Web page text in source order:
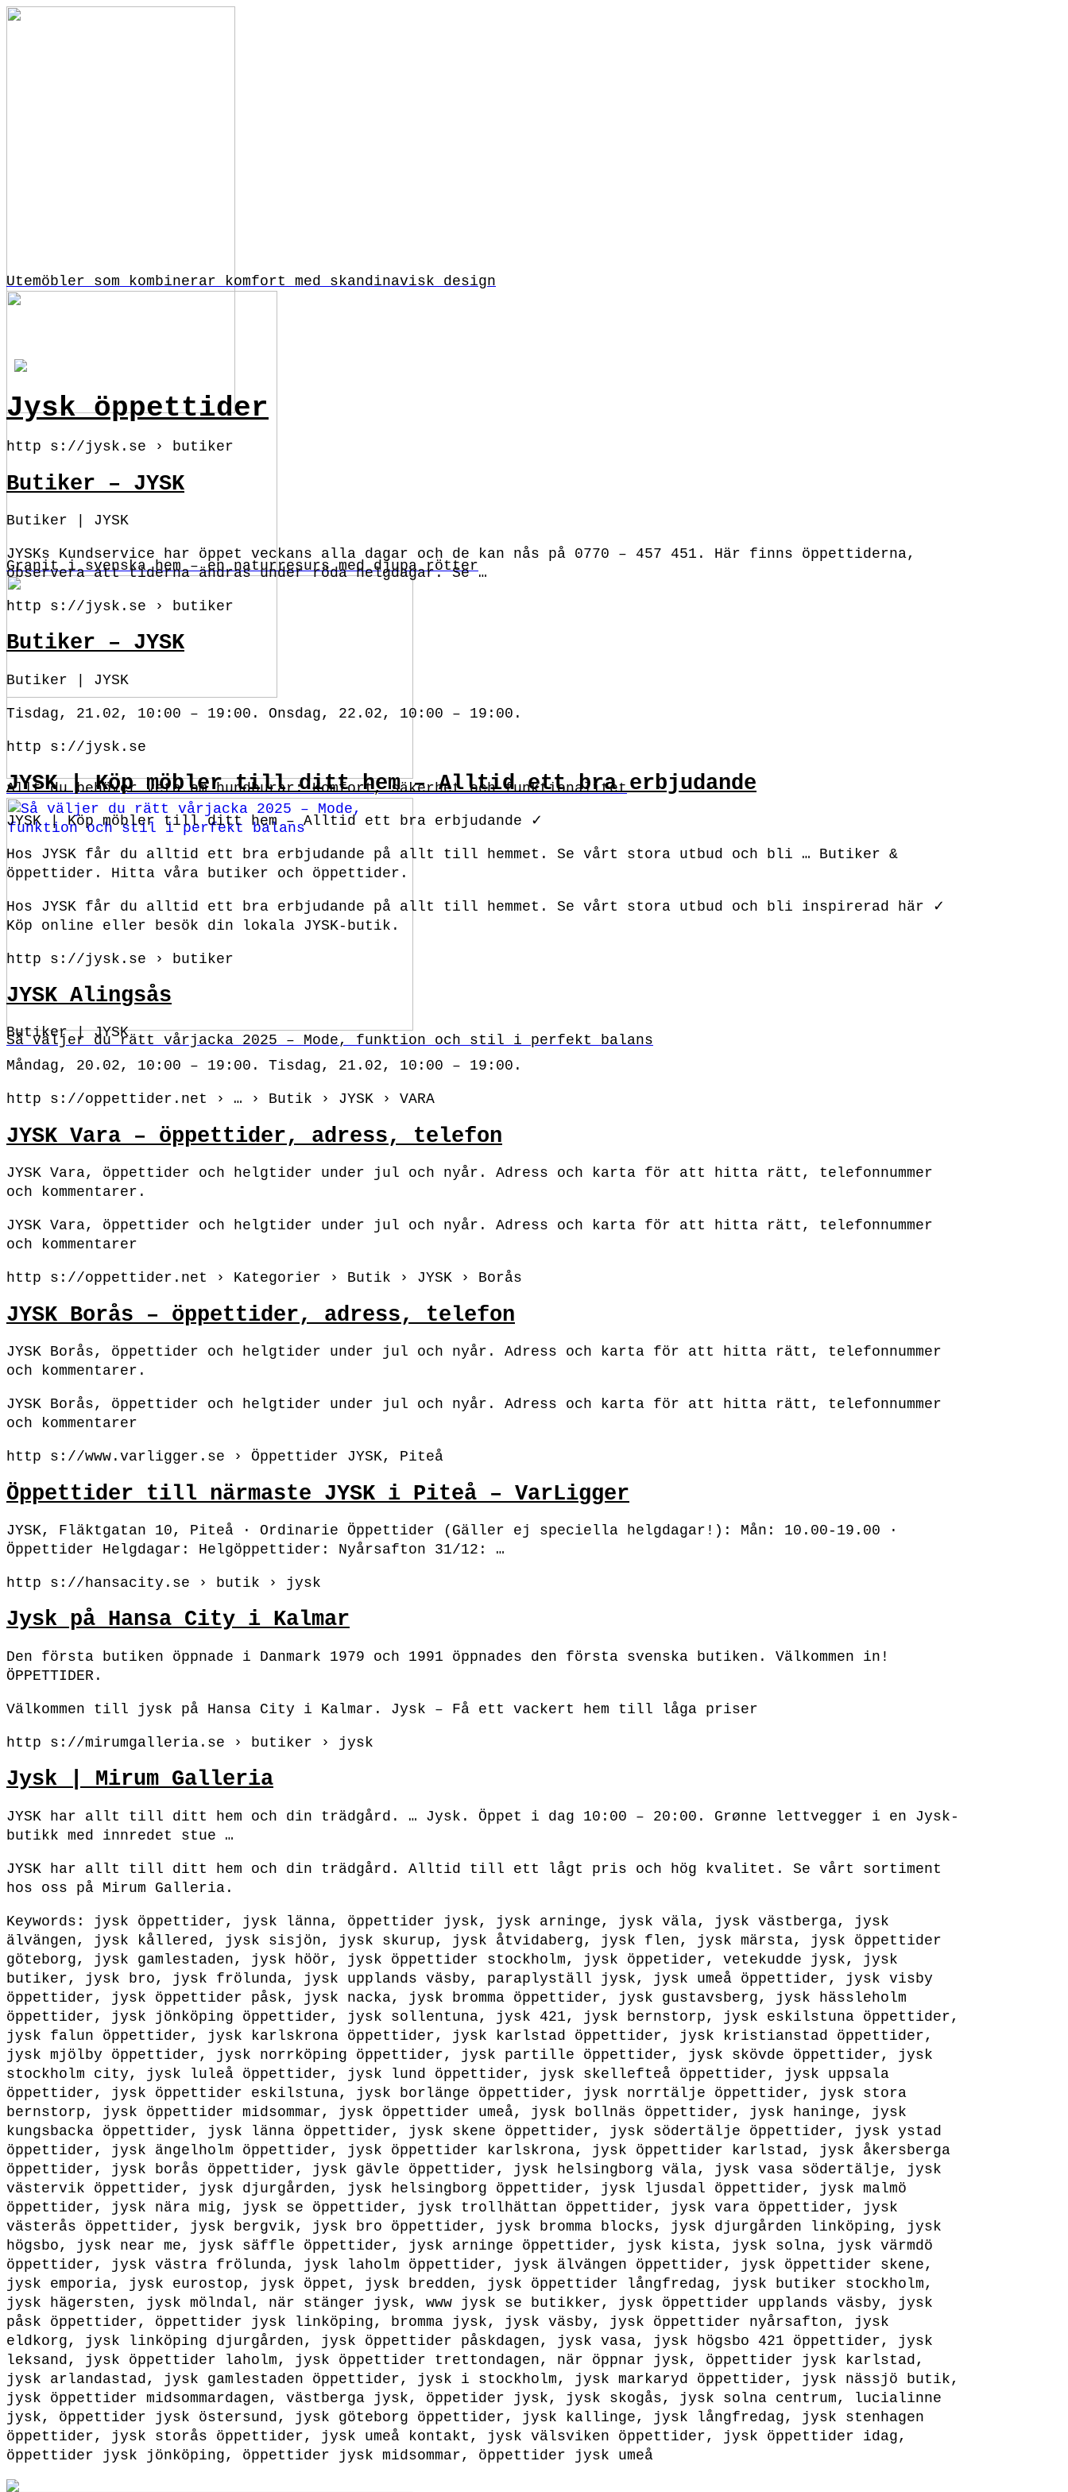
Utemöbler som kombinerar komfort med skandinavisk design
Granit i svenska hem – en naturresurs med djupa rötter
Allt du behöver veta om hundburar: Komfort, säkerhet och funktionalitet
Så väljer du rätt vårjacka 2025 – Mode, funktion och stil i perfekt balans
Jysk öppettider
http s://jysk.se › butiker
Butiker – JYSK
Butiker | JYSK
JYSKs Kundservice har öppet veckans alla dagar och de kan nås på 0770 – 457 451. Här finns öppettiderna,
observera att tiderna ändras under röda helgdagar. Se …
http s://jysk.se › butiker
Butiker – JYSK
Butiker | JYSK
Tisdag, 21.02, 10:00 – 19:00. Onsdag, 22.02, 10:00 – 19:00.
http s://jysk.se
JYSK | Köp möbler till ditt hem – Alltid ett bra erbjudande
JYSK | Köp möbler till ditt hem – Alltid ett bra erbjudande ✓
Hos JYSK får du alltid ett bra erbjudande på allt till hemmet. Se vårt stora utbud och bli … Butiker &
öppettider. Hitta våra butiker och öppettider.
Hos JYSK får du alltid ett bra erbjudande på allt till hemmet. Se vårt stora utbud och bli inspirerad här ✓
Köp online eller besök din lokala JYSK-butik.
http s://jysk.se › butiker
JYSK Alingsås
Butiker | JYSK
Måndag, 20.02, 10:00 – 19:00. Tisdag, 21.02, 10:00 – 19:00.
http s://oppettider.net › … › Butik › JYSK › VARA
JYSK Vara – öppettider, adress, telefon
JYSK Vara, öppettider och helgtider under jul och nyår. Adress och karta för att hitta rätt, telefonnummer
och kommentarer.
JYSK Vara, öppettider och helgtider under jul och nyår. Adress och karta för att hitta rätt, telefonnummer
och kommentarer
http s://oppettider.net › Kategorier › Butik › JYSK › Borås
JYSK Borås – öppettider, adress, telefon
JYSK Borås, öppettider och helgtider under jul och nyår. Adress och karta för att hitta rätt, telefonnummer
och kommentarer.
JYSK Borås, öppettider och helgtider under jul och nyår. Adress och karta för att hitta rätt, telefonnummer
och kommentarer
http s://www.varligger.se › Öppettider JYSK, Piteå
Öppettider till närmaste JYSK i Piteå – VarLigger
JYSK, Fläktgatan 10, Piteå · Ordinarie Öppettider (Gäller ej speciella helgdagar!): Mån: 10.00-19.00 ·
Öppettider Helgdagar: Helgöppettider: Nyårsafton 31/12: …
http s://hansacity.se › butik › jysk
Jysk på Hansa City i Kalmar
Den första butiken öppnade i Danmark 1979 och 1991 öppnades den första svenska butiken. Välkommen in!
ÖPPETTIDER.
Välkommen till jysk på Hansa City i Kalmar. Jysk – Få ett vackert hem till låga priser
http s://mirumgalleria.se › butiker › jysk
Jysk | Mirum Galleria
JYSK har allt till ditt hem och din trädgård. … Jysk. Öppet i dag 10:00 – 20:00. Grønne lettvegger i en Jysk-
butikk med innredet stue …
JYSK har allt till ditt hem och din trädgård. Alltid till ett lågt pris och hög kvalitet. Se vårt sortiment
hos oss på Mirum Galleria.
Keywords: jysk öppettider, jysk länna, öppettider jysk, jysk arninge, jysk väla, jysk västberga, jysk
älvängen, jysk kållered, jysk sisjön, jysk skurup, jysk åtvidaberg, jysk flen, jysk märsta, jysk öppettider
göteborg, jysk gamlestaden, jysk höör, jysk öppettider stockholm, jysk öppetider, vetekudde jysk, jysk
butiker, jysk bro, jysk frölunda, jysk upplands väsby, paraplyställ jysk, jysk umeå öppettider, jysk visby
öppettider, jysk öppettider påsk, jysk nacka, jysk bromma öppettider, jysk gustavsberg, jysk hässleholm
öppettider, jysk jönköping öppettider, jysk sollentuna, jysk 421, jysk bernstorp, jysk eskilstuna öppettider,
jysk falun öppettider, jysk karlskrona öppettider, jysk karlstad öppettider, jysk kristianstad öppettider,
jysk mjölby öppettider, jysk norrköping öppettider, jysk partille öppettider, jysk skövde öppettider, jysk
stockholm city, jysk luleå öppettider, jysk lund öppettider, jysk skellefteå öppettider, jysk uppsala
öppettider, jysk öppettider eskilstuna, jysk borlänge öppettider, jysk norrtälje öppettider, jysk stora
bernstorp, jysk öppettider midsommar, jysk öppettider umeå, jysk bollnäs öppettider, jysk haninge, jysk
kungsbacka öppettider, jysk länna öppettider, jysk skene öppettider, jysk södertälje öppettider, jysk ystad
öppettider, jysk ängelholm öppettider, jysk öppettider karlskrona, jysk öppettider karlstad, jysk åkersberga
öppettider, jysk borås öppettider, jysk gävle öppettider, jysk helsingborg väla, jysk vasa södertälje, jysk
västervik öppettider, jysk djurgården, jysk helsingborg öppettider, jysk ljusdal öppettider, jysk malmö
öppettider, jysk nära mig, jysk se öppettider, jysk trollhättan öppettider, jysk vara öppettider, jysk
västerås öppettider, jysk bergvik, jysk bro öppettider, jysk bromma blocks, jysk djurgården linköping, jysk
högsbo, jysk near me, jysk säffle öppettider, jysk arninge öppettider, jysk kista, jysk solna, jysk värmdö
öppettider, jysk västra frölunda, jysk laholm öppettider, jysk älvängen öppettider, jysk öppettider skene,
jysk emporia, jysk eurostop, jysk öppet, jysk bredden, jysk öppettider långfredag, jysk butiker stockholm,
jysk hägersten, jysk mölndal, när stänger jysk, www jysk se butikker, jysk öppettider upplands väsby, jysk
påsk öppettider, öppettider jysk linköping, bromma jysk, jysk väsby, jysk öppettider nyårsafton, jysk
eldkorg, jysk linköping djurgården, jysk öppettider påskdagen, jysk vasa, jysk högsbo 421 öppettider, jysk
leksand, jysk öppettider laholm, jysk öppettider trettondagen, när öppnar jysk, öppettider jysk karlstad,
jysk arlandastad, jysk gamlestaden öppettider, jysk i stockholm, jysk markaryd öppettider, jysk nässjö butik,
jysk öppettider midsommardagen, västberga jysk, öppetider jysk, jysk skogås, jysk solna centrum, lucialinne
jysk, öppettider jysk östersund, jysk göteborg öppettider, jysk kallinge, jysk långfredag, jysk stenhagen
öppettider, jysk storås öppettider, jysk umeå kontakt, jysk välsviken öppettider, jysk öppettider idag,
öppettider jysk jönköping, öppettider jysk midsommar, öppettider jysk umeå